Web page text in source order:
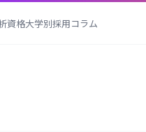
資格大学別採用コラム